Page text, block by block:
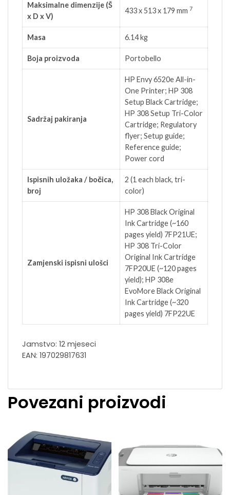
Maksimalne dimenzije (Š
x D x V)
433 x 513 x 179 mm 7
Masa 6.14 kg
Boja proizvoda Portobello
Sadržaj pakiranja
HP Envy 6520e All-in-
One Printer; HP 308
Setup Black Cartridge;
HP 308 Setup Tri-Color
Cartridge; Regulatory
flyer; Setup guide;
Reference guide;
Power cord
Ispisnih uložaka / bočica,
broj
2 (1 each black, tri-
color)
Zamjenski ispisni ulošci
HP 308 Black Original
Ink Cartridge (~160
pages yield) 7FP21UE;
HP 308 Tri-Color
Original Ink Cartridge
7FP20UE (~120 pages
yield); HP 308e
EvoMore Black Original
Ink Cartridge (~320
pages yield) 7FP22UE
Jamstvo: 12 mjeseci
EAN: 197029817631
Povezani proizvodi